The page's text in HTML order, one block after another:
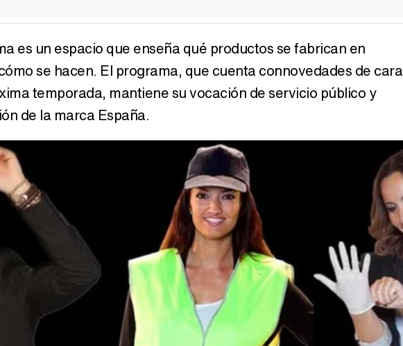
es un espacio que enseña qué productos se fabrican en
se hacen. El programa, que cuenta connovedades de cara
temporada, mantiene su vocación de servicio público y
de la marca España.